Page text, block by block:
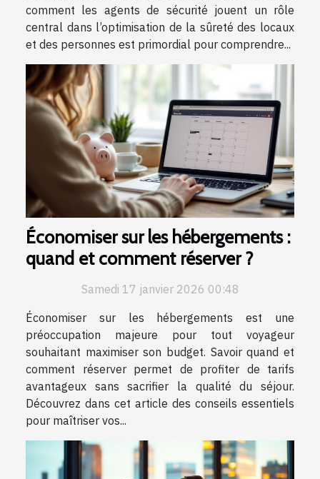
comment les agents de sécurité jouent un rôle
central dans l’optimisation de la sûreté des locaux
et des personnes est primordial pour comprendre...
Économiser sur les hébergements :
quand et comment réserver ?
Samedi 17 janvier 2026 00:48
Économiser sur les hébergements est une
préoccupation majeure pour tout voyageur
souhaitant maximiser son budget. Savoir quand et
comment réserver permet de profiter de tarifs
avantageux sans sacrifier la qualité du séjour.
Découvrez dans cet article des conseils essentiels
pour maîtriser vos...